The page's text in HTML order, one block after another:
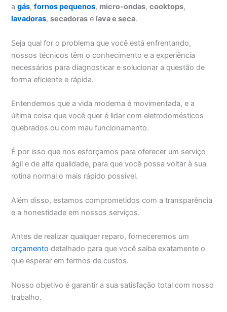
agás,fornos pequenos, micro-ondas,cooktops,
lavadoras,secadoras e lava e seca.
Seja qual for o problema que você está enfrentando,
nossos técnicos têm o conhecimento e a experiência
necessários para diagnosticar e solucionar a questão de
forma eficiente e rápida.
Entendemos que a vida moderna é movimentada, e a
última coisa que você quer é lidar com eletrodomésticos
quebrados ou com mau funcionamento.
É por isso que nos esforçamos para oferecer um serviço
ágil e de alta qualidade, para que você possa voltar à sua
rotina normal o mais rápido possível.
Além disso, estamos comprometidos com a transparência
e a honestidade em nossos serviços.
Antes de realizar qualquer reparo, forneceremos um
orçamento detalhado para que você saiba exatamente o
que esperar em termos de custos.
Nosso objetivo é garantir a sua satisfação total com nosso
trabalho.